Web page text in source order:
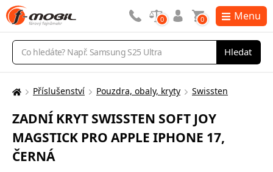
Vyhledávání
Hledat
0 0 Menu
Zde
nacházíte:
Příslušenství Pouzdra, obaly, kryty Swissten
ZADNÍ KRYT SWISSTEN SOFT JOY
MAGSTICK PRO APPLE IPHONE 17,
ČERNÁ